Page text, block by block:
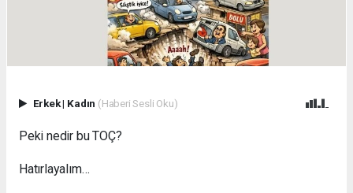
Erkek| Kadın (Haberi Sesli Oku)
Peki nedir bu TOÇ?
Hatırlayalım…